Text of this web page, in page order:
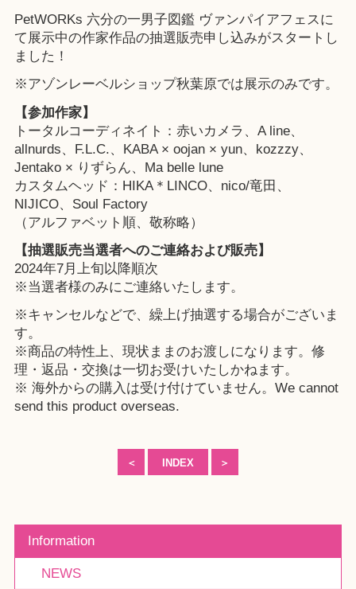
PetWORKs 六分の一男子図鑑 ヴァンパイアフェスに
て展示中の作家作品の抽選販売申し込みがスタートし
ました！
※アゾンレーベルショップ秋葉原では展示のみです。
【参加作家】
トータルコーディネイト：赤いカメラ、A line、
allnurds、F.L.C.、KABA × oojan × yun、kozzzy、
Jentako × りずらん、Ma belle lune
カスタムヘッド：HIKA＊LINCO、nico/竜田、
NIJICO、Soul Factory
（アルファベット順、敬称略）
【抽選販売当選者へのご連絡および販売】
2024年7月上旬以降順次
※当選者様のみにご連絡いたします。
※キャンセルなどで、繰上げ抽選する場合がございま
す。
※商品の特性上、現状ままのお渡しになります。修
理・返品・交換は一切お受けいたしかねます。
※ 海外からの購入は受け付けていません。We cannot
send this product overseas.
＜ INDEX ＞
Information
NEWS